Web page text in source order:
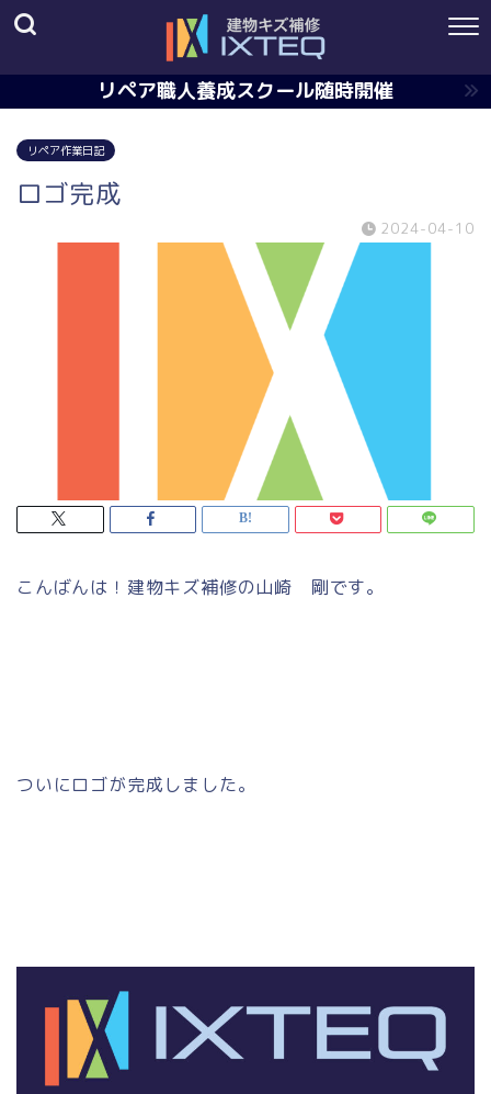
リペア職人養成スクール随時開催
リペア作業日記
ロゴ完成
2024-04-10
こんばんは！建物キズ補修の山崎 剛です。
ついにロゴが完成しました。